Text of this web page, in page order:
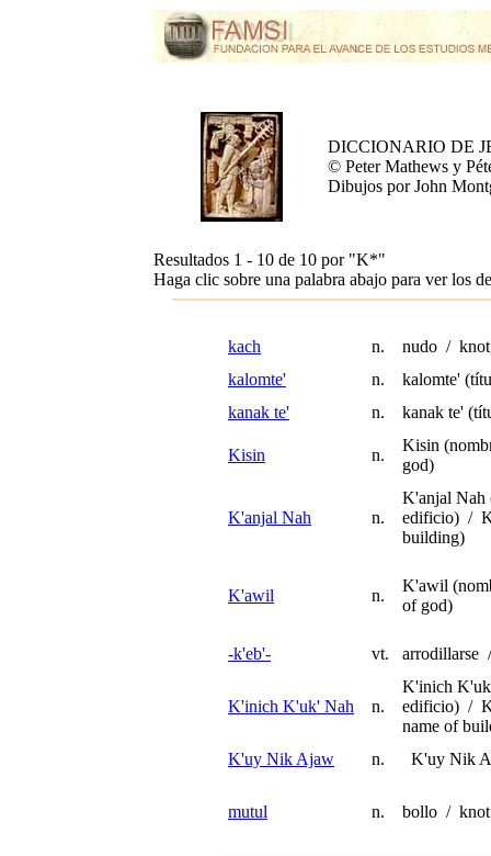
DICCIONARIO DE
© Peter Mathews y
Dibujos por John
Resultados 1 - 10 de 10 por "K*"
Haga clic sobre una palabra abajo para ver los
kach n.
nudo /
kalomte'
n.
kalomte'
kanak te'
n. kanak te'
Kisin n.
Kisin
god)
K'anjal Nah n.
K'anjal Nah
edificio) /
building)
K'awil n.
K'awil
of god)
-k'eb'- vt. arrodillarse
K'inich K'uk' Nah n.
K'inich
edificio) /
name of
K'uy Nik Ajaw
n. K'uy Nik
mutul n. bollo / knot